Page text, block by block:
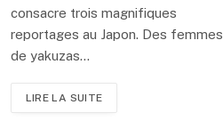
consacre trois magnifiques
reportages au Japon. Des femmes
de yakuzas…
LIRE LA SUITE